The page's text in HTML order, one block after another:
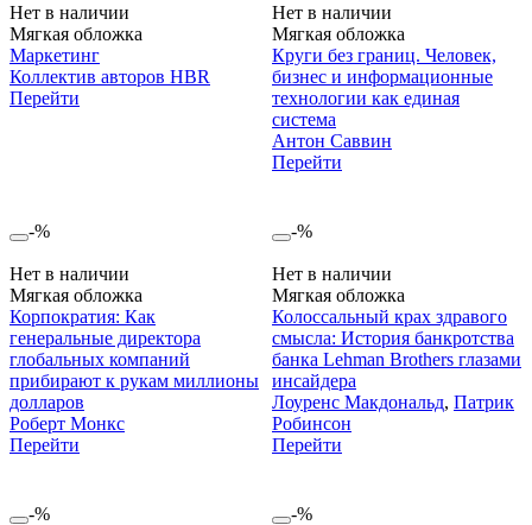
Нет в наличии
Мягкая обложка
Маркетинг
Коллектив авторов HBR
Перейти
Нет в наличии
Мягкая обложка
Круги без границ. Человек,
бизнес и информационные
технологии как единая
система
Антон Саввин
Перейти
-%
Нет в наличии
Мягкая обложка
Корпократия: Как
генеральные директора
глобальных компаний
прибирают к рукам миллионы
долларов
Роберт Монкс
Перейти
-%
Нет в наличии
Мягкая обложка
Колоссальный крах здравого
смысла: История банкротства
банка Lehman Brothers глазами
инсайдера
Лоуренс Макдональд, Патрик
Робинсон
Перейти
-% -%